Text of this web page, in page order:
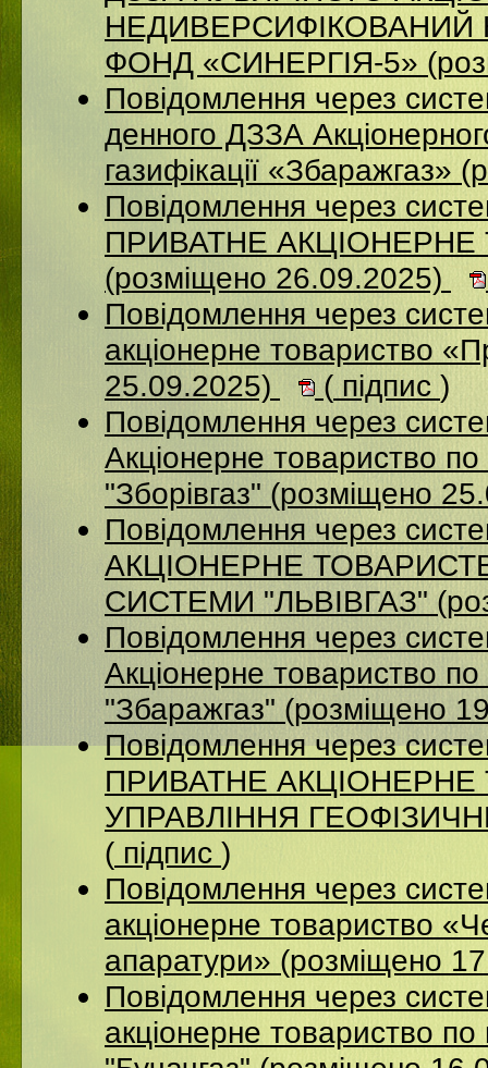
НЕДИВЕРСИФІКОВАНИЙ
ФОНД «СИНЕРГІЯ-5»
Повідомлення через
денного ДЗЗА
газифікації
Повідомлення через
ПРИВАТНЕ
(розміщено 26.09.2025)
Повідомлення через
акціонерне товариство
25.09.2025)
( підпис )
Повідомлення через
Акціонерне товариство по
"Зборівгаз" (розміщено
Повідомлення через
АКЦІОНЕРНЕ
СИСТЕМИ "ЛЬВІВГАЗ"
Повідомлення через
Акцiонерне товариство по
"Збаражгаз" (розміщено
Повідомлення через
ПРИВАТНЕ
УПРАВЛІННЯ
( підпис )
Повідомлення через
акціонерне товариство
апаратури» (розміщено
Повідомлення через
акціонерне товариство по